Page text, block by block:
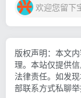
欢迎您留下
版权声明：本文
理。本站仅提供
法律责任。如发
部联系方式私聊